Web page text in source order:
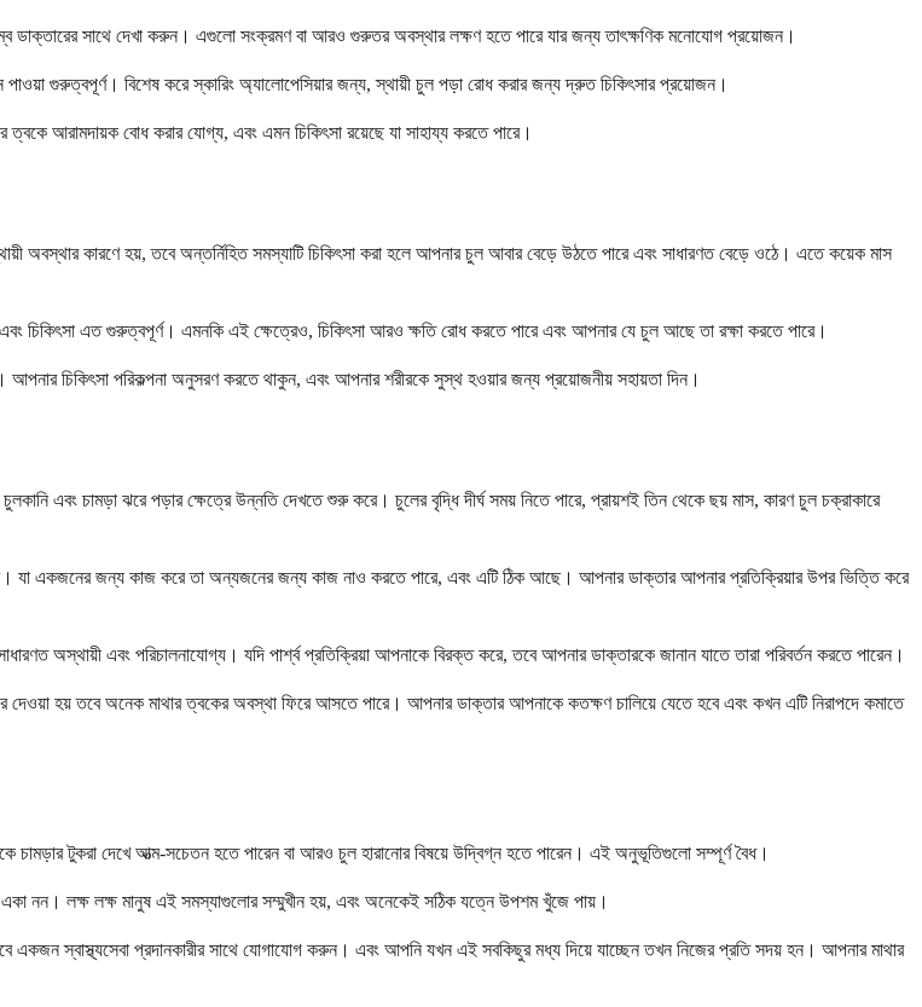
ডাক্তারের সাথে দেখা করুন। এগুলো সংক্রমণ বা আরও গুরুতর অবস্থার লক্ষণ হতে পারে যার জন্য তাৎক্ষণিক মনোযোগ প্রয়োজন।
গুরুত্বপূর্ণ। বিশেষ করে স্কারিং অ্যালোপেসিয়ার জন্য, স্থায়ী চুল পড়া রোধ করার জন্য দ্রুত চিকিৎসার প্রয়োজন।
ত্বকে আরামদায়ক বোধ করার যোগ্য, এবং এমন চিকিৎসা রয়েছে যা সাহায্য করতে পারে।
অবস্থার কারণে হয়, তবে অন্তর্নিহিত সমস্যাটি চিকিৎসা করা হলে আপনার চুল আবার বেড়ে উঠতে পারে এবং সাধারণত বেড়ে ওঠে। এতে কয়েক মাস
চিকিৎসা এত গুরুত্বপূর্ণ। এমনকি এই ক্ষেত্রেও, চিকিৎসা আরও ক্ষতি রোধ করতে পারে এবং আপনার যে চুল আছে তা রক্ষা করতে পারে।
চিকিৎসা পরিকল্পনা অনুসরণ করতে থাকুন, এবং আপনার শরীরকে সুস্থ হওয়ার জন্য প্রয়োজনীয় সহায়তা দিন।
এবং চামড়া ঝরে পড়ার ক্ষেত্রে উন্নতি দেখতে শুরু করে। চুলের বৃদ্ধি দীর্ঘ সময় নিতে পারে, প্রায়শই তিন থেকে ছয় মাস, কারণ চুল চক্রাকারে
যা একজনের জন্য কাজ করে তা অন্যজনের জন্য কাজ নাও করতে পারে, এবং এটি ঠিক আছে। আপনার ডাক্তার আপনার প্রতিক্রিয়ার উপর ভিত্তি করে
অস্থায়ী এবং পরিচালনাযোগ্য। যদি পার্শ্ব প্রতিক্রিয়া আপনাকে বিরক্ত করে, তবে আপনার ডাক্তারকে জানান যাতে তারা পরিবর্তন করতে পারেন।
দেওয়া হয় তবে অনেক মাথার ত্বকের অবস্থা ফিরে আসতে পারে। আপনার ডাক্তার আপনাকে কতক্ষণ চালিয়ে যেতে হবে এবং কখন এটি নিরাপদে কমাতে
টুকরা দেখে আত্ম-সচেতন হতে পারেন বা আরও চুল হারানোর বিষয়ে উদ্বিগ্ন হতে পারেন। এই অনুভূতিগুলো সম্পূর্ণ বৈধ।
নন। লক্ষ লক্ষ মানুষ এই সমস্যাগুলোর সম্মুখীন হয়, এবং অনেকেই সঠিক যত্নে উপশম খুঁজে পায়।
স্বাস্থ্যসেবা প্রদানকারীর সাথে যোগাযোগ করুন। এবং আপনি যখন এই সবকিছুর মধ্য দিয়ে যাচ্ছেন তখন নিজের প্রতি সদয় হন। আপনার মাথার